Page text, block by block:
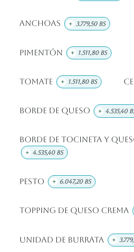
Anchoas + 3.779,50Bs
Pimentón + 1.511,80Bs
Tomate + 1.511,80Bs
Borde de Queso + 4.535,40
Borde de Tocineta y
+ 4.535,40Bs
Pesto + 6.047,20Bs
Topping de Queso Crema
Unidad de Burrata +